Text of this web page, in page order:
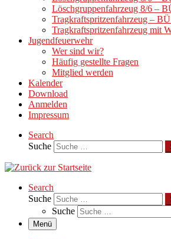
Löschgruppenfahrzeug 8/6 –
Tragkraftspritzenfahrzeug –
Tragkraftspritzenfahrzeug mit
Jugendfeuerwehr
Wer sind wir?
Häufig gestellte Fragen
Mitglied werden
Kalender
Download
Anmelden
Impressum
Search
Suche
Search
Suche
Suche
Menü